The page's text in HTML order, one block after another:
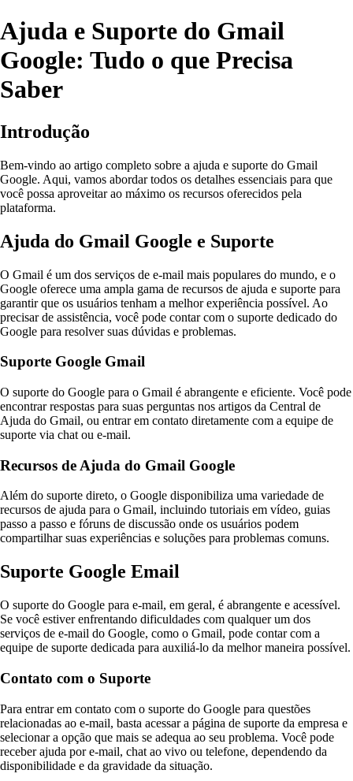
Ajuda e Suporte do Gmail
Google: Tudo o que Precisa
Saber
Introdução
Bem-vindo ao artigo completo sobre a ajuda e suporte do Gmail
Google. Aqui, vamos abordar todos os detalhes essenciais para que
você possa aproveitar ao máximo os recursos oferecidos pela
plataforma.
Ajuda do Gmail Google e Suporte
O Gmail é um dos serviços de e-mail mais populares do mundo, e o
Google oferece uma ampla gama de recursos de ajuda e suporte para
garantir que os usuários tenham a melhor experiência possível. Ao
precisar de assistência, você pode contar com o suporte dedicado do
Google para resolver suas dúvidas e problemas.
Suporte Google Gmail
O suporte do Google para o Gmail é abrangente e eficiente. Você pode
encontrar respostas para suas perguntas nos artigos da Central de
Ajuda do Gmail, ou entrar em contato diretamente com a equipe de
suporte via chat ou e-mail.
Recursos de Ajuda do Gmail Google
Além do suporte direto, o Google disponibiliza uma variedade de
recursos de ajuda para o Gmail, incluindo tutoriais em vídeo, guias
passo a passo e fóruns de discussão onde os usuários podem
compartilhar suas experiências e soluções para problemas comuns.
Suporte Google Email
O suporte do Google para e-mail, em geral, é abrangente e acessível.
Se você estiver enfrentando dificuldades com qualquer um dos
serviços de e-mail do Google, como o Gmail, pode contar com a
equipe de suporte dedicada para auxiliá-lo da melhor maneira possível.
Contato com o Suporte
Para entrar em contato com o suporte do Google para questões
relacionadas ao e-mail, basta acessar a página de suporte da empresa e
selecionar a opção que mais se adequa ao seu problema. Você pode
receber ajuda por e-mail, chat ao vivo ou telefone, dependendo da
disponibilidade e da gravidade da situação.